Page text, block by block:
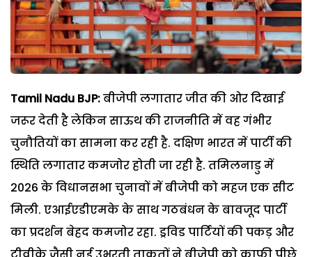
Tamil Nadu BJP:बीजेपी लगातार जीत की ओर दिखाई
जरूर देती है लेकिन साऊथ की राजनीति में वह गंभीर
चुनौतियों का सामना कर रही है. दक्षिण भारत में पार्टी की
स्थिति लगातार कमजोर होती जा रही है. तमिलनाडु में
2026 के विधानसभा चुनावों में बीजेपी को महज एक सीट
मिली. एआईएडीएमके के साथ गठबंधन के बावजूद पार्टी
का प्रदर्शन बेहद कमजोर रहा. ड्रविड पार्टियों की पकड़ और